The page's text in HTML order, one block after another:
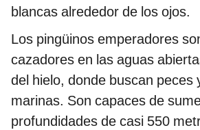
blancas alrededor de los ojos.
Los pingüinos emperadores
cazadores en las aguas
del hielo, donde buscan peces
marinas. Son capaces de
profundidades de casi 550